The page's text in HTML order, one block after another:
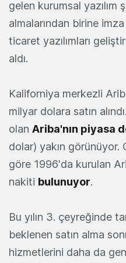
gelen kurumsal yazılım
almalarından birine
ticaret yazılımları
aldı.
Kaliforniya merkezli
milyar dolara satın
olan Ariba'nın piyasa
dolar) yakın görünüyor.
göre 1996'da kurulan
nakiti bulunuyor.
Bu yılın 3. çeyreğinde
beklenen satın alma
hizmetlerini daha da